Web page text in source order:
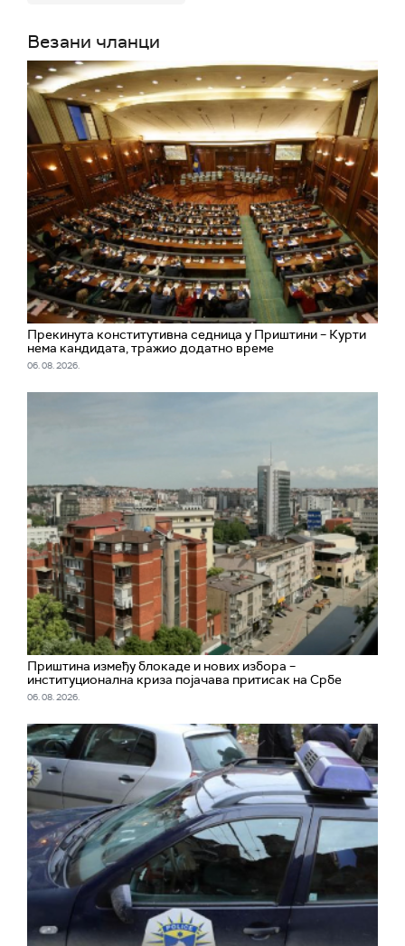
Везани чланци
Прекинута конститутивна седница у Приштини – Курти
нема кандидата, тражио додатно време
06. 08. 2026.
Приштина између блокаде и нових избора –
институционална криза појачава притисак на Србе
06. 08. 2026.